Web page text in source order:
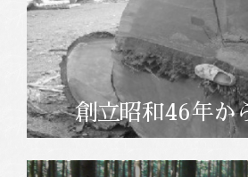
創立昭和46年か